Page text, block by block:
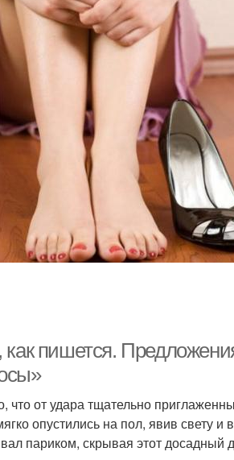
пишется.
от удара тщательно
опустились на пол, явив
париком, скрывая этот досадный